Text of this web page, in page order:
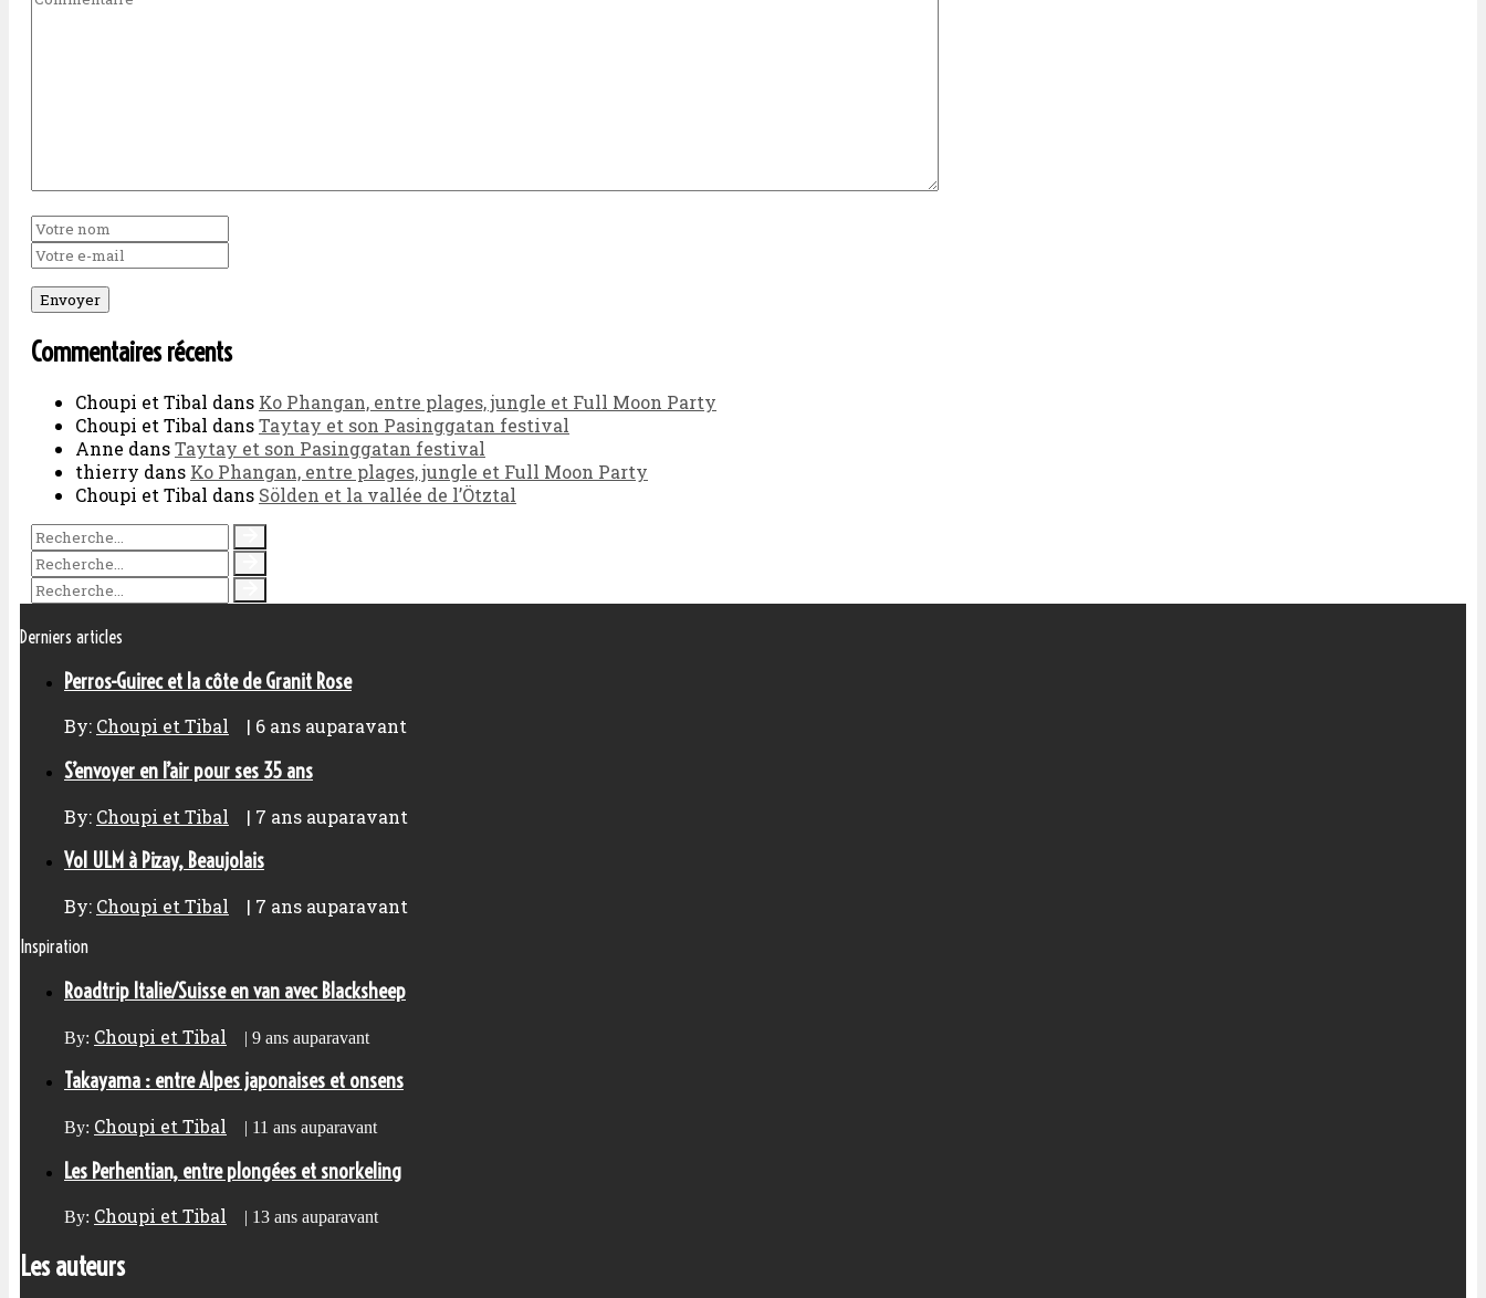
Commentaires récents
Choupi et Tibal dans Ko Phangan, entre plages, jungle et Full Moon Party
Choupi et Tibal dansTaytay et son Pasinggatan festival
Anne dansTaytay et son Pasinggatan festival
thierry dans Ko Phangan, entre plages, jungle et Full Moon Party
Choupi et Tibal dans Sölden et la vallée de l’Ötztal
Derniers articles
Perros-Guirec et la côte de Granit Rose
By: Choupi et Tibal | 6 ans auparavant
S’envoyer en l’air pour ses 35 ans
By: Choupi et Tibal | 7 ans auparavant
Vol ULM à Pizay, Beaujolais
By: Choupi et Tibal | 7 ans auparavant
Inspiration
Roadtrip Italie/Suisse en van avec Blacksheep
By: Choupi et Tibal | 9 ans auparavant
Takayama : entre Alpes japonaises et onsens
By: Choupi et Tibal | 11 ans auparavant
Les Perhentian, entre plongées et snorkeling
By: Choupi et Tibal | 13 ans auparavant
Les auteurs